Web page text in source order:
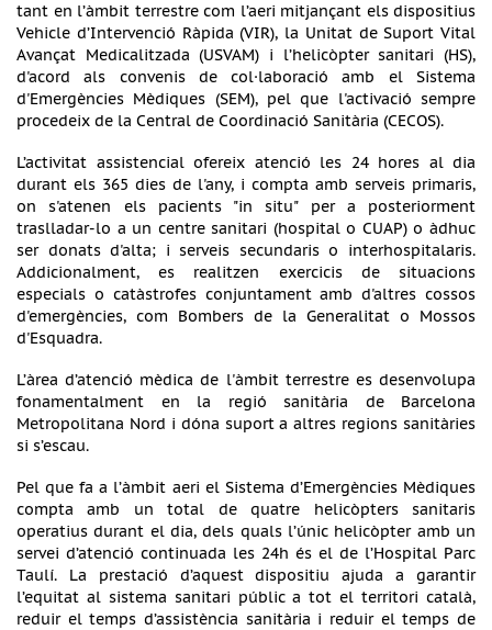
tant en l’àmbit terrestre com l’aeri mitjançant els dispositius
Vehicle d’Intervenció Ràpida (VIR), la Unitat de Suport Vital
Avançat Medicalitzada (USVAM) i l’helicòpter sanitari (HS),
d'acord als convenis de col·laboració amb el Sistema
d'Emergències Mèdiques (SEM), pel que l'activació sempre
procedeix de la Central de Coordinació Sanitària (CECOS).
L’activitat assistencial ofereix atenció les 24 hores al dia
durant els 365 dies de l'any, i compta amb serveis primaris,
on s'atenen els pacients "in situ" per a posteriorment
traslladar-lo a un centre sanitari (hospital o CUAP) o àdhuc
ser donats d'alta; i serveis secundaris o interhospitalaris.
Addicionalment, es realitzen exercicis de situacions
especials o catàstrofes conjuntament amb d'altres cossos
d'emergències, com Bombers de la Generalitat o Mossos
d'Esquadra.
L’àrea d’atenció mèdica de l'àmbit terrestre es desenvolupa
fonamentalment en la regió sanitària de Barcelona
Metropolitana Nord i dóna suport a altres regions sanitàries
si s’escau.
Pel que fa a l’àmbit aeri el Sistema d’Emergències Mèdiques
compta amb un total de quatre helicòpters sanitaris
operatius durant el dia, dels quals l’únic helicòpter amb un
servei d’atenció continuada les 24h és el de l’Hospital Parc
Taulí. La prestació d’aquest dispositiu ajuda a garantir
l’equitat al sistema sanitari públic a tot el territori català,
reduir el temps d’assistència sanitària i reduir el temps de